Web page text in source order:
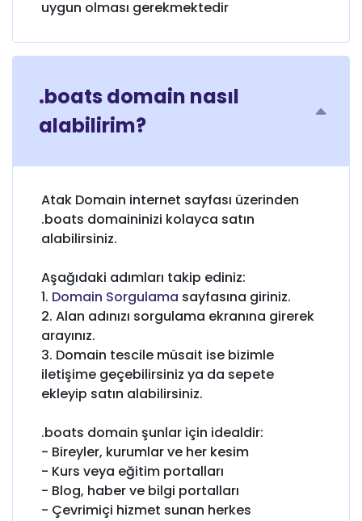
uygun olması gerekmektedir
.boats domain nasıl
alabilirim?
Atak Domain internet sayfası üzerinden
.boats domaininizi kolayca satın
alabilirsiniz.
Aşağıdaki adımları takip ediniz:
1. Domain Sorgulama sayfasına giriniz.
2. Alan adınızı sorgulama ekranına girerek
arayınız.
3. Domain tescile müsait ise bizimle
iletişime geçebilirsiniz ya da sepete
ekleyip satın alabilirsiniz.
.boats domain şunlar için idealdir:
- Bireyler, kurumlar ve her kesim
- Kurs veya eğitim portalları
- Blog, haber ve bilgi portalları
- Çevrimiçi hizmet sunan herkes